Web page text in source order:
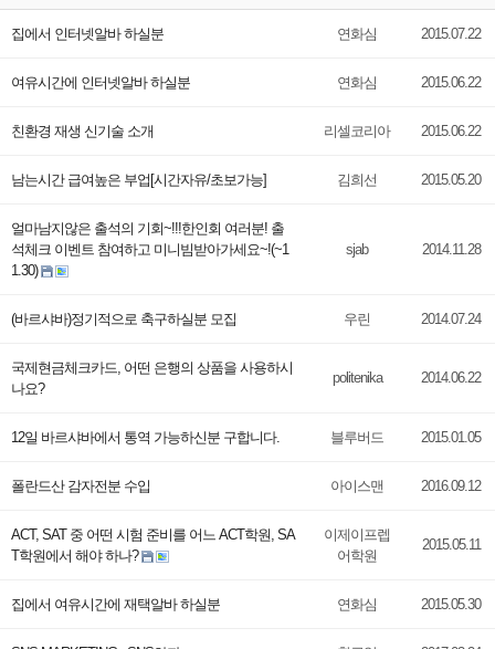
집에서 인터넷알바 하실분 연화심 2015.07.22
여유시간에 인터넷알바 하실분 연화심 2015.06.22
친환경 재생 신기술 소개 리셀코리아 2015.06.22
남는시간 급여높은 부업[시간자유/초보가능] 김희선 2015.05.20
얼마남지않은 출석의 기회~!!!한인회 여러분! 출
석체크 이벤트 참여하고 미니빔받아가세요~!(~1
1.30)
sjab 2014.11.28
(바르샤바)정기적으로 축구하실분 모집 우린 2014.07.24
국제현금체크카드, 어떤 은행의 상품을 사용하시
나요?
politenika 2014.06.22
12일 바르샤바에서 통역 가능하신분 구합니다. 블루버드 2015.01.05
폴란드산 감자전분 수입 아이스맨 2016.09.12
ACT, SAT 중 어떤 시험 준비를 어느 ACT학원, SA
T학원에서 해야 하나?
이제이프렙
어학원
2015.05.11
집에서 여유시간에 재택알바 하실분 연화심 2015.05.30